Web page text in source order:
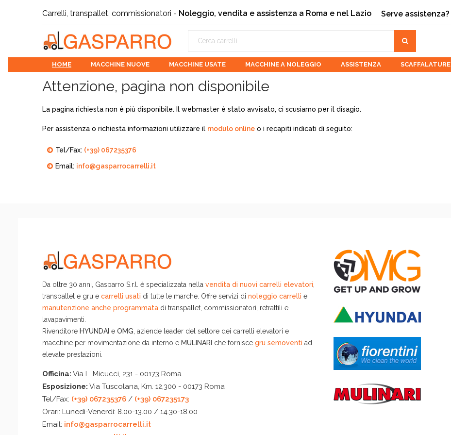
Carrelli, transpallet, commissionatori - Noleggio, vendita e assistenza a Roma e nel Lazio Serve assistenza?
HOME MACCHINE NUOVE MACCHINE USATE MACCHINE A NOLEGGIO ASSISTENZA SCAFFALATURE
Attenzione, pagina non disponibile
La pagina richiesta non è più disponibile. Il webmaster è stato avvisato, ci scusiamo per il disagio.
Per assistenza o richiesta informazioni utilizzare il modulo online o i recapiti indicati di seguito:
Tel/Fax: (+39) 067235376
Email: info@gasparrocarrelli.it
Da oltre 30 anni, Gasparro S.r.l. è specializzata nella vendita di nuovi carrelli elevatori
transpallet e gru e carrelli usati di tutte le marche. Offre servizi di noleggio carrelli e
manutenzione anche programmata di transpallet, commissionatori, retrattili e
lavapavimenti.
Rivenditore HYUNDAI e OMG , aziende leader del settore dei carrelli elevatori e
macchine per movimentazione da interno e MULINARI che fornisce gru semoventi ad
elevate prestazioni.
Officina: Via L. Micucci, 231 - 00173 Roma
Esposizione: Via Tuscolana, Km. 12,300 - 00173 Roma
Tel/Fax: (+39) 067235376 / (+39) 067235173
Orari: Lunedì-Venerdì: 8.00-13.00 / 14.30-18.00
Email: info@gasparrocarrelli.it